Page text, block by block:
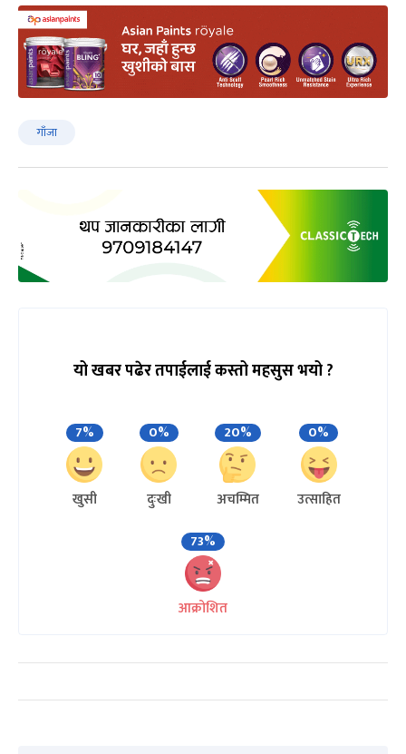
गाँजा
यो खबर पढेर तपाईलाई कस्तो महसुस भयो ?
7%
खुसी
0%
दुःखी
20%
अचम्मित
0%
उत्साहित
73%
आक्रोशित